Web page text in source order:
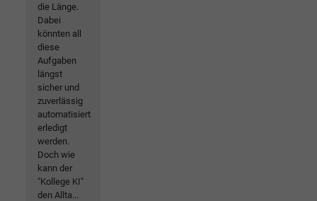
die Länge.
Dabei
könnten all
diese
Aufgaben
längst
sicher und
zuverlässig
automatisiert
erledigt
werden.
Doch wie
kann der
"Kollege KI"
den Allta...